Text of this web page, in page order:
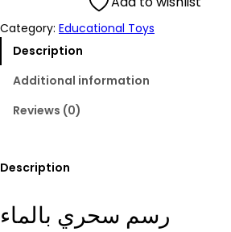
Category: Educational Toys
Description
Additional information
Reviews (0)
Description
رسم سحري بالماء